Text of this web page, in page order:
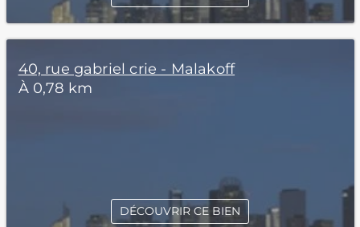
40, rue gabriel crie - Malakoff
À 0,78 km
DÉCOUVRIR CE BIEN